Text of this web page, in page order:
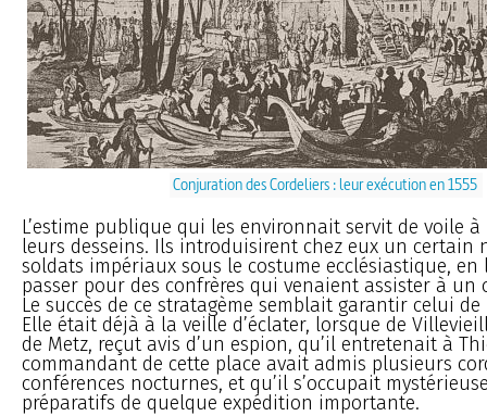
Conjuration des Cordeliers : leur exécution en 1555
L’estime publique qui les environnait servit de voile
leurs desseins. Ils introduisirent chez eux un certain
soldats impériaux sous le costume ecclésiastique, en
passer pour des confrères qui venaient assister à un
Le succès de ce stratagème semblait garantir celui
Elle était déjà à la veille d’éclater, lorsque de
de Metz, reçut avis d’un espion, qu’il entretenait à
commandant de cette place avait admis plusieurs
conférences nocturnes, et qu’il s’occupait
préparatifs de quelque expédition importante.